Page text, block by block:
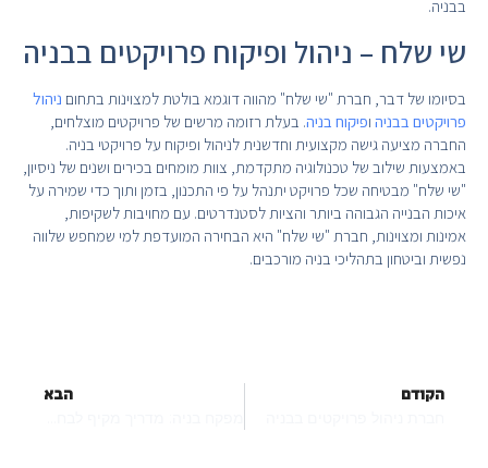
בבניה.
שי שלח – ניהול ופיקוח פרויקטים בבניה
בסיומו של דבר, חברת "שי שלח" מהווה דוגמא בולטת למצוינות בתחום ניהול
פרויקטים בבניה ופיקוח בניה. בעלת רזומה מרשים של פרויקטים מוצלחים,
החברה מציעה גישה מקצועית וחדשנית לניהול ופיקוח על פרויקטי בניה.
באמצעות שילוב של טכנולוגיה מתקדמת, צוות מומחים בכירים ושנים של ניסיון,
"שי שלח" מבטיחה שכל פרויקט יתנהל על פי התכנון, בזמן ותוך כדי שמירה על
איכות הבנייה הגבוהה ביותר והציות לסטנדרטים. עם מחויבות לשקיפות,
אמינות ומצוינות, חברת "שי שלח" היא הבחירה המועדפת למי שמחפש שלווה
נפשית וביטחון בתהליכי בניה מורכבים.
הקודם הבא